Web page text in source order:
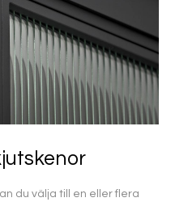
du välja till en eller flera